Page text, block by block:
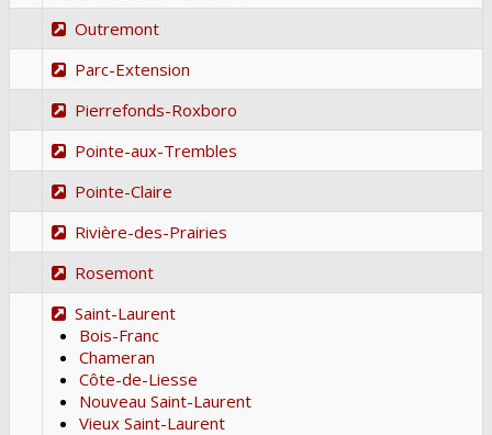
Outremont
Parc-Extension
Pierrefonds-Roxboro
Pointe-aux-Trembles
Pointe-Claire
Rivière-des-Prairies
Rosemont
Saint-Laurent
Bois-Franc
Chameran
Côte-de-Liesse
Nouveau Saint-Laurent
Vieux Saint-Laurent